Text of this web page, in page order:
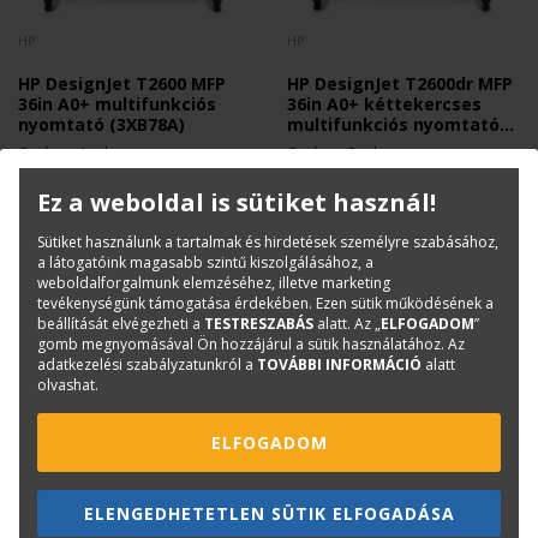
HP DesignJet T2600 MFP
36in A0+ multifunkciós
nyomtató (3XB78A)
6 színes, 1 tekercses, nagy
teljesítményű mérnöki nyomtató
3 530 000 Ft + Áfa
HP DesignJet T2600dr MFP
36in A0+ kéttekercses
multifunkciós nyomtató
(3EK15A)
6 színes, 2 tekercses, nagy
teljesítményű mérnöki nyomtató
4 430 000 Ft + Áfa
HP
Ez a weboldal is sütiket használ!
Sütiket használunk a tartalmak és hirdetések személyre szabásához,
a látogatóink magasabb szintű kiszolgálásához, a
weboldalforgalmunk elemzéséhez, illetve marketing
tevékenységünk támogatása érdekében. Ezen sütik működésének a
beállítását elvégezheti a TESTRESZABÁS alatt. Az „ELFOGADOM”
gomb megnyomásával Ön hozzájárul a sütik használatához. Az
adatkezelési szabályzatunkról a TOVÁBBI INFORMÁCIÓ alatt
olvashat.
ELFOGADOM
ELENGEDHETETLEN SÜTIK ELFOGADÁSA